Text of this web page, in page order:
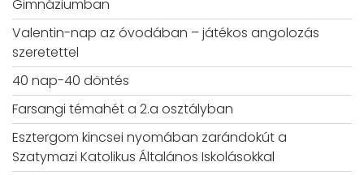
Gimnáziumban
Valentin-nap az óvodában – játékos angolozás
szeretettel
40 nap-40 döntés
Farsangi témahét a 2.a osztályban
Esztergom kincsei nyomában zarándokút a
Szatymazi Katolikus Általános Iskolásokkal